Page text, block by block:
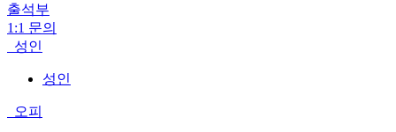
출석부
1:1 문의
성인
성인
오피